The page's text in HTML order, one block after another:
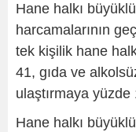
Hane halkı
harcamalarının
tek kişilik hane
41, gıda ve
ulaştırmaya yüzde
Hane halkı